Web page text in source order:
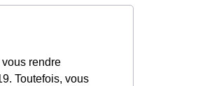
rendre
Toutefois, vous